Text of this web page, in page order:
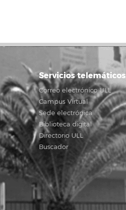
Servicios telemáticos
Correo electrónico ULL
Campus Virtual
Sede electrónica
Biblioteca digital
Directorio ULL
Buscador